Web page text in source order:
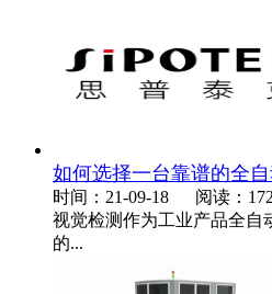
如何选择一台靠谱的全
时间：21-09-18
阅读：
视觉检测作为工业产品全自
的...